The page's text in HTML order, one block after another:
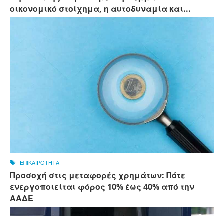
οικονομικό στοίχημα, η αυτοδυναμία και...
ΕΠΙΚΑΙΡΟΤΗΤΑ
Προσοχή στις μεταφορές χρημάτων: Πότε
ενεργοποιείται φόρος 10% έως 40% από την
ΑΑΔΕ